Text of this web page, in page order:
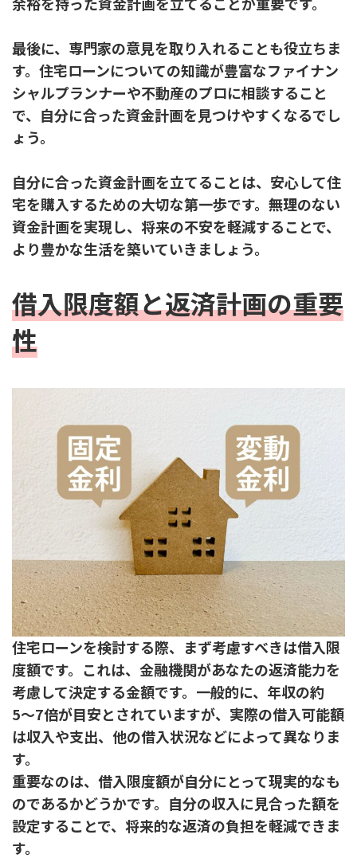
最後に、専門家の意見を取り入れることも役立ちま
す。住宅ローンについての知識が豊富なファイナン
シャルプランナーや不動産のプロに相談すること
で、自分に合った資金計画を見つけやすくなるでし
ょう。
自分に合った資金計画を立てることは、安心して住
宅を購入するための大切な第一歩です。無理のない
資金計画を実現し、将来の不安を軽減することで、
より豊かな生活を築いていきましょう。
借入限度額と返済計画の重要
性
住宅ローンを検討する際、まず考慮すべきは借入限
度額です。これは、金融機関があなたの返済能力を
考慮して決定する金額です。一般的に、年収の約
5〜7倍が目安とされていますが、実際の借入可能額
は収入や支出、他の借入状況などによって異なりま
す。
重要なのは、借入限度額が自分にとって現実的なも
のであるかどうかです。自分の収入に見合った額を
設定することで、将来的な返済の負担を軽減できま
す。